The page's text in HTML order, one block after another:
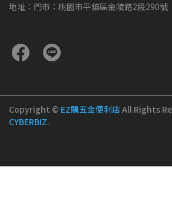
地址：門市：桃園市平鎮區金陵路2段290號
Copyright © EZ購五金便利店All Rights
CYBERBIZ.